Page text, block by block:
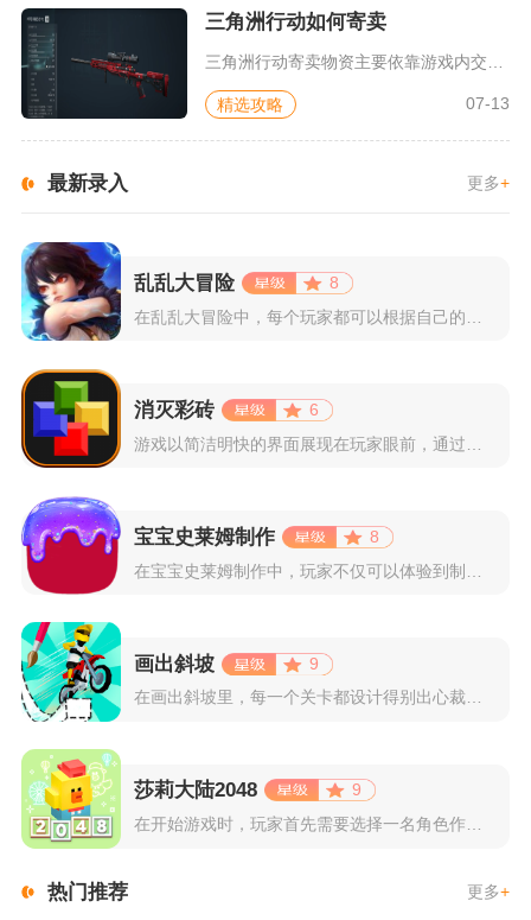
三角洲行动如何寄卖
三角洲行动寄卖物资主要依靠游戏内交易行系统，先进入军需板块打...
精选攻略 07-13
最新录入 更多+
乱乱大冒险
8
消灭彩砖
6
宝宝史莱姆制作
8
画出斜坡
9
在画出斜坡里，每一个关卡都设计得别出心裁。玩家需要利用手指在...
莎莉大陆2048
9
在开始游戏时，玩家首先需要选择一名角色作为自己的代表，在神秘...
热门推荐 更多+